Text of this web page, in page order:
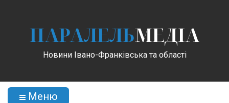
ПАРАЛЕЛЬМЕДІА
Новини Івано-Франківська та області
Меню